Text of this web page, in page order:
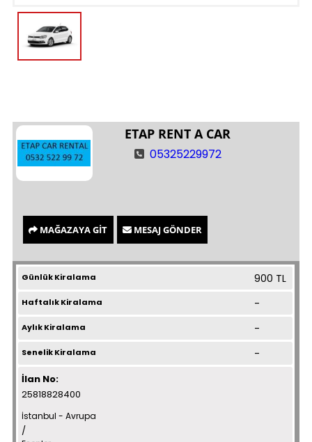
ETAP RENT A CAR
05325229972
MAĞAZAYA GİT MESAJ GÖNDER
Günlük Kiralama 900 TL
Haftalık Kiralama -
Aylık Kiralama -
Senelik Kiralama -
İlan No:
25818828400
İstanbul - Avrupa
/